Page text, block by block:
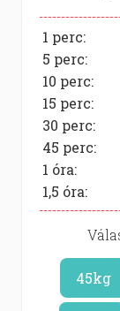
1 perc:
5 perc:
10 perc:
15 perc:
30 perc:
45 perc:
1 óra:
1,5 óra:
45kg